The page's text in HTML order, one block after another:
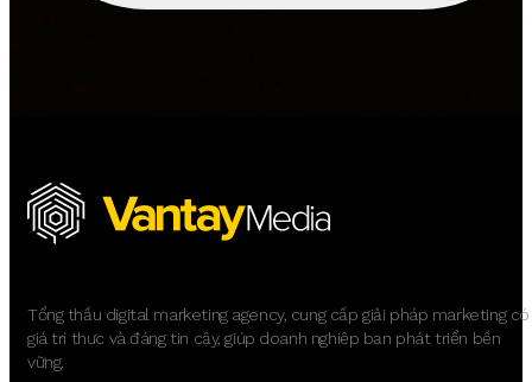
Tổng thầu digital marketing agency, cung cấp giải pháp marketing có
giá trị thực và đáng tin cậy, giúp doanh nghiệp bạn phát triển bền
vững.